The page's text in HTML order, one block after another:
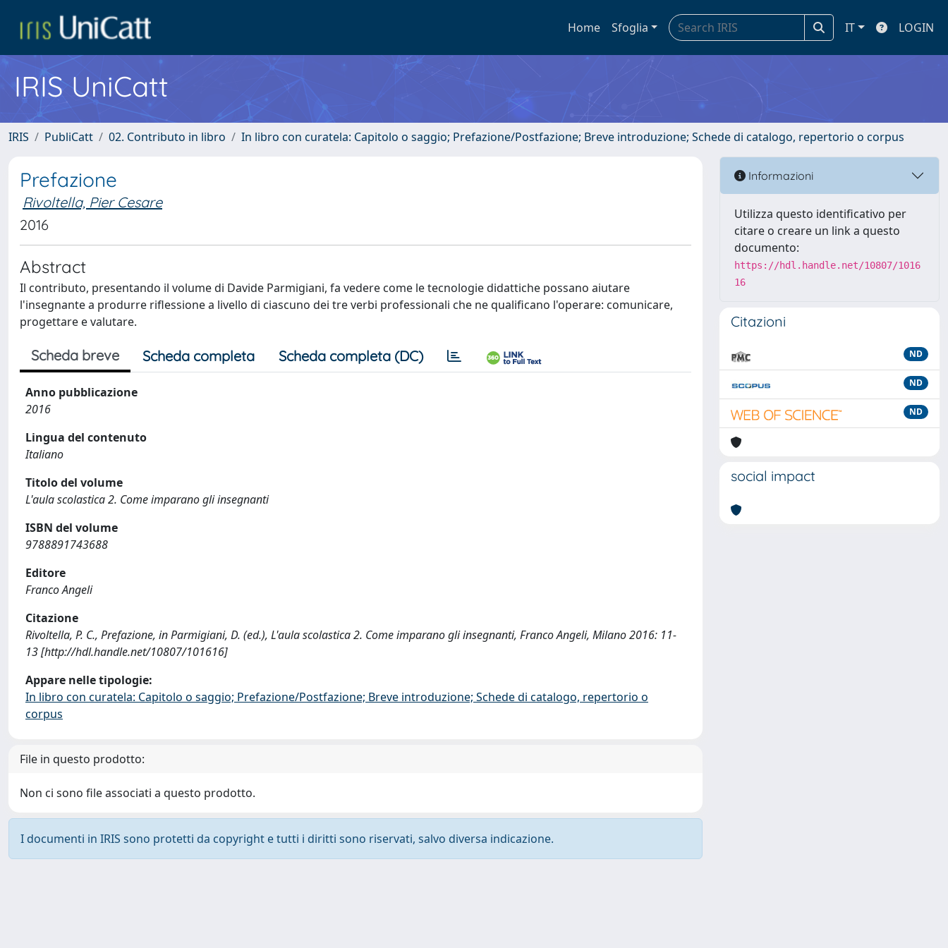
Home Sfoglia IT LOGIN
IRIS UniCatt
IRIS PubliCatt 02. Contributo in libro In libro con curatela: Capitolo o saggio; Prefazione/Postfazione; Breve introduzione; Schede di catalogo, repertorio o corpus
Prefazione
Rivoltella, Pier Cesare
2016
Abstract
Il contributo, presentando il volume di Davide Parmigiani, fa vedere come le tecnologie didattiche possano aiutare
l'insegnante a produrre riflessione a livello di ciascuno dei tre verbi professionali che ne qualificano l'operare: comunicare,
progettare e valutare.
Scheda breve Scheda completa Scheda completa (DC)
Anno pubblicazione
2016
Lingua del contenuto
Italiano
Titolo del volume
L'aula scolastica 2. Come imparano gli insegnanti
ISBN del volume
9788891743688
Editore
Franco Angeli
Citazione
Rivoltella, P. C., Prefazione, in Parmigiani, D. (ed.), L'aula scolastica 2. Come imparano gli insegnanti, Franco Angeli, Milano 2016: 11-
13 [http://hdl.handle.net/10807/101616]
Appare nelle tipologie:
In libro con curatela: Capitolo o saggio; Prefazione/Postfazione; Breve introduzione; Schede di catalogo, repertorio o
corpus
File in questo prodotto:
Non ci sono file associati a questo prodotto.
I documenti in IRIS sono protetti da copyright e tutti i diritti sono riservati, salvo diversa indicazione.
Informazioni
Utilizza questo identificativo per
citare o creare un link a questo
documento:
https://hdl.handle.net/10807/1016
16
Citazioni
ND
ND
ND
social impact